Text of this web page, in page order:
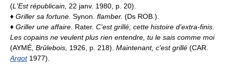
(L'Est républicain, 22 janv. 1980, p. 20).
♦ Griller sa fortune. Synon. flamber. (Ds ROB.).
♦ Griller une affaire. Rater. C'est grillé, cette histoire d'extra-finis.
Les copains ne veulent plus rien entendre, tu le sais comme moi
(AYMÉ, Brûlebois, 1926, p. 218). Maintenant, c'est grillé (CAR.
Argot 1977).